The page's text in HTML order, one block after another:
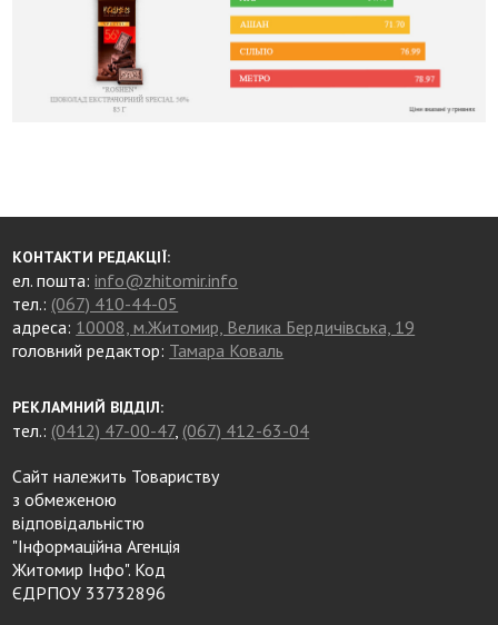
КОНТАКТИ РЕДАКЦІЇ:
ел. пошта:info@zhitomir.info
тел.: (067) 410-44-05
адреса: 10008, м.Житомир, Велика Бердичівська, 19
головний редактор: Тамара Коваль
РЕКЛАМНИЙ ВІДДІЛ:
тел.: (0412) 47-00-47, (067) 412-63-04
Сайт належить Товариству
з обмеженою
відповідальністю
"Інформаційна Агенція
Житомир Інфо". Код
ЄДРПОУ 33732896